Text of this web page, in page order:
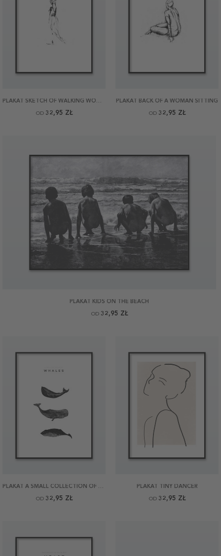
PLAKAT SKETCH OF WALKING WOMAN
OD 32,95 ZŁ
PLAKAT KIDS ON THE BEACH
OD 32,95 ZŁ
PLAKAT BACK OF A WOMAN SITTING
OD 32,95 ZŁ
PLAKAT A SMALL COLLECTION OF WHALES
OD 32,95 ZŁ
PLAKAT TINY DANCER
OD 32,95 ZŁ